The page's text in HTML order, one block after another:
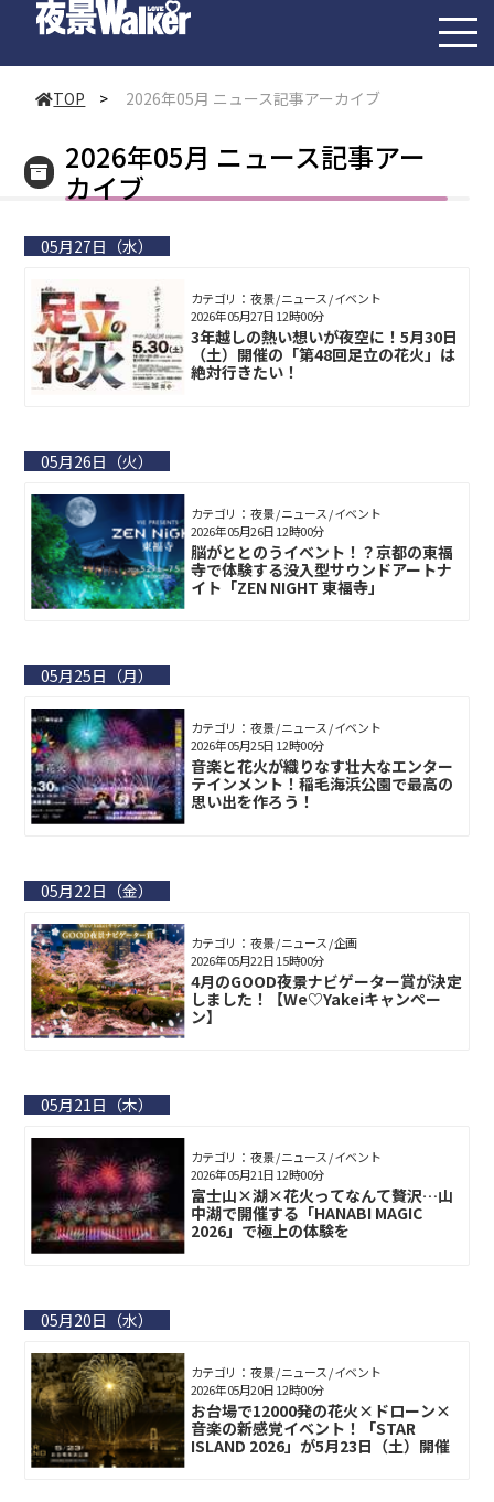
TOP > 2026年05月 ニュース記事アーカイブ
2026年05月 ニュース記事アー
カイブ
05月27日（水）
カテゴリ： 夜景 / ニュース / イベント
3年越しの熱い想いが夜空に！5月30日
（土）開催の「第48回足立の花火」は
絶対行きたい！
2026年05月27日 12時00分
05月26日（火）
カテゴリ： 夜景 / ニュース / イベント
脳がととのうイベント！？京都の東福
寺で体験する没入型サウンドアートナ
イト「ZEN NIGHT 東福寺」
2026年05月26日 12時00分
05月25日（月）
カテゴリ： 夜景 / ニュース / イベント
音楽と花火が織りなす壮大なエンター
テインメント！稲毛海浜公園で最高の
思い出を作ろう！
2026年05月25日 12時00分
05月22日（金）
カテゴリ： 夜景 / ニュース / 企画
4月のGOOD夜景ナビゲーター賞が決定
しました！【We♡Yakeiキャンペー
ン】
2026年05月22日 15時00分
05月21日（木）
カテゴリ： 夜景 / ニュース / イベント
富士山×湖×花火ってなんて贅沢…山
中湖で開催する「HANABI MAGIC
2026」で極上の体験を
2026年05月21日 12時00分
05月20日（水）
カテゴリ： 夜景 / ニュース / イベント
お台場で12000発の花火×ドローン×
音楽の新感覚イベント！「STAR
ISLAND 2026」が5月23日（土）開催
2026年05月20日 12時00分